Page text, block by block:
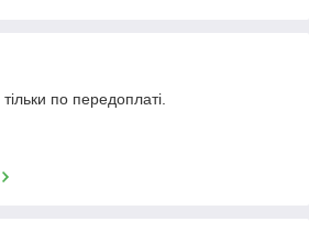
по передоплаті.